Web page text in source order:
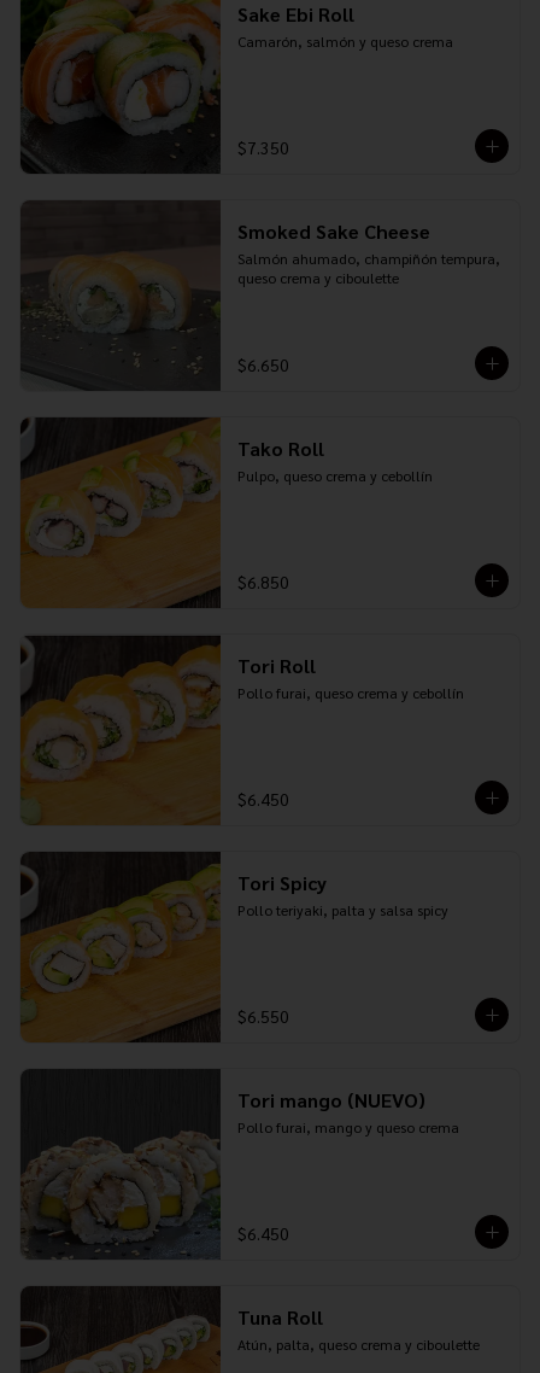
Sake Ebi Roll
Camarón, salmón y queso crema
$7.350
Smoked Sake Cheese
Salmón ahumado, champiñón tempura,
queso crema y ciboulette
$6.650
Tako Roll
Pulpo, queso crema y cebollín
$6.850
Tori Roll
Pollo furai, queso crema y cebollín
$6.450
Tori Spicy
Pollo teriyaki, palta y salsa spicy
$6.550
Tori mango (NUEVO)
Pollo furai, mango y queso crema
$6.450
Tuna Roll
Atún, palta, queso crema y ciboulette